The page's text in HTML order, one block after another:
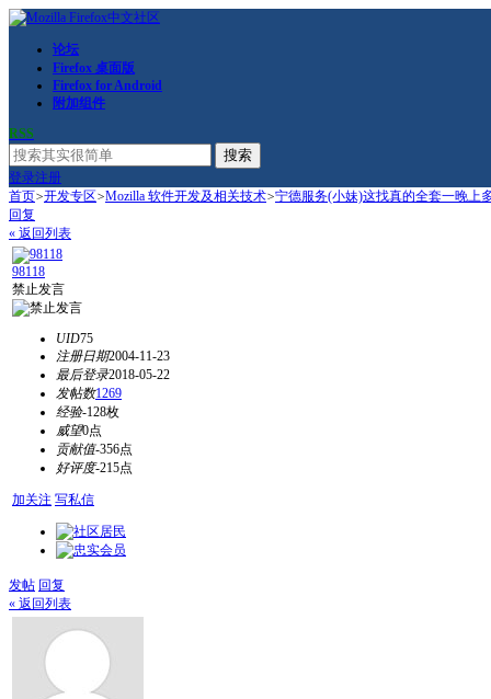
论坛
Firefox 桌面版
Firefox for Android
附加组件
RSS
搜索
登录注册
首页>开发专区>Mozilla 软件开发及相关技术>宁德服务(小妹)这找真的全套一晚上
回复
« 返回列表
98118
禁止发言
UID75
注册日期2004-11-23
最后登录2018-05-22
发帖数1269
经验-128枚
威望0点
贡献值-356点
好评度-215点
加关注 写私信
发帖 回复
« 返回列表